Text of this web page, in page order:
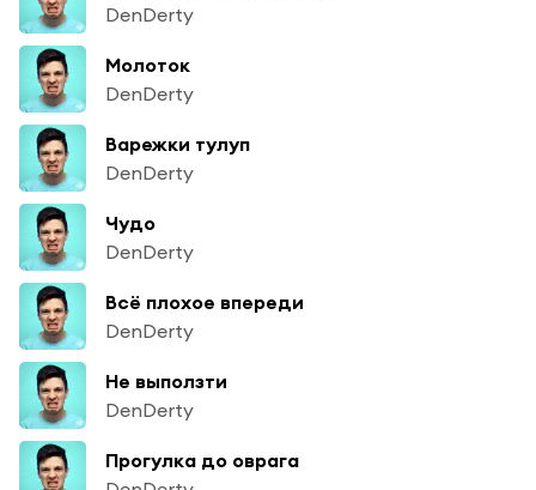
DenDerty
Молоток
DenDerty
Варежки тулуп
DenDerty
Чудо
DenDerty
Всё плохое впереди
DenDerty
Не выползти
DenDerty
Прогулка до оврага